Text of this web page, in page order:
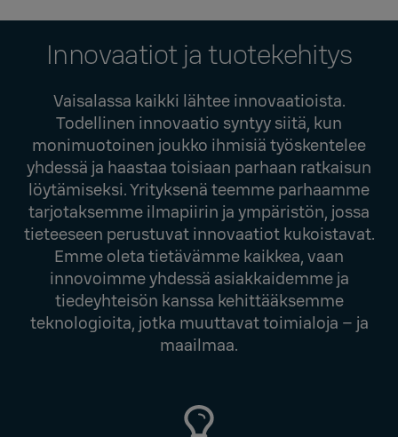
Innovaatiot ja tuotekehitys
Vaisalassa kaikki lähtee innovaatioista.
Todellinen innovaatio syntyy siitä, kun
monimuotoinen joukko ihmisiä työskentelee
yhdessä ja haastaa toisiaan parhaan ratkaisun
löytämiseksi. Yrityksenä teemme parhaamme
tarjotaksemme ilmapiirin ja ympäristön, jossa
tieteeseen perustuvat innovaatiot kukoistavat.
Emme oleta tietävämme kaikkea, vaan
innovoimme yhdessä asiakkaidemme ja
tiedeyhteisön kanssa kehittääksemme
teknologioita, jotka muuttavat toimialoja – ja
maailmaa.